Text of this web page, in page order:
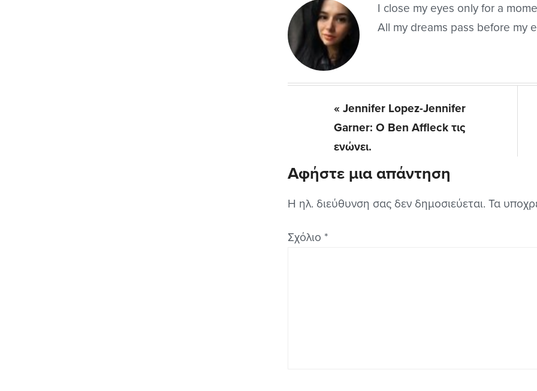
I close my eyes only for a
All my dreams pass before my
Previous
Post:
« Jennifer Lopez-Jennifer
Garner: Ο Ben Affleck τις
ενώνει.
Reader
Interactions
Αφήστε μια απάντηση
Η ηλ. διεύθυνση σας δεν δημοσιεύεται. Τα
Σχόλιο*